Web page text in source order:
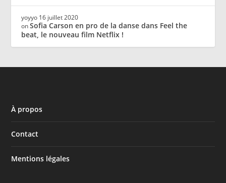
yoyyo 16 juillet 2020
onSofia Carson en pro de la danse dans Feel the
beat, le nouveau film Netflix !
À propos
Contact
Mentions légales